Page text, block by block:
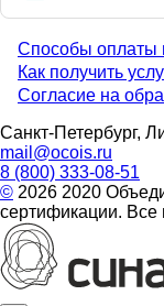
Menu
footer
Способы оплаты
Как получить
Согласие на
Санкт-Петербург,
mail@ocois.ru
8 (800) 333-08-51
© 2026 2020
сертификации.